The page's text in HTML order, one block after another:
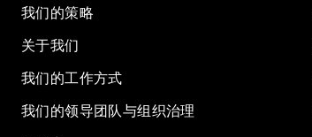
我们的策略
关于我们
我们的工作方式
我们的领导团队与组织治理